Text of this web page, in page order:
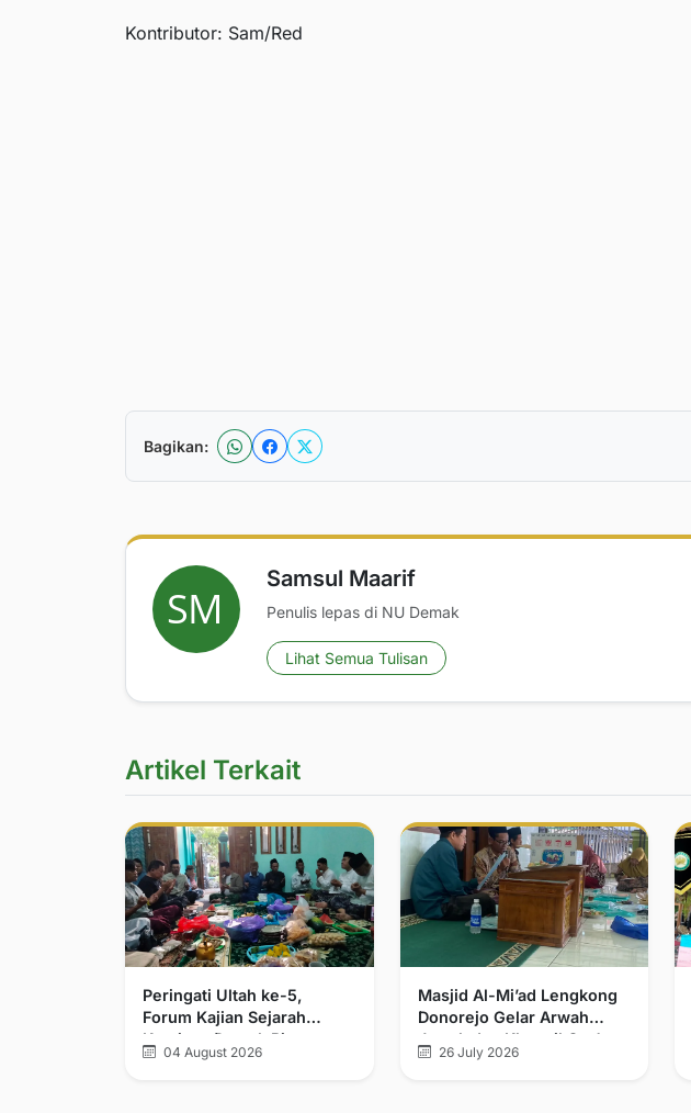
Kontributor: Sam/Red
Bagikan:
Samsul Maarif
Penulis lepas di NU Demak
Lihat Semua Tulisan
Artikel Terkait
Peringati Ultah ke-5,
Forum Kajian Sejarah
Kerajaan Demak Bintoro
dan Walisongo Tegaskan
04 August 2026
Masjid Al-Mi’ad Lengkong
Donorejo Gelar Arwah
Jamak dan Khatmil Qur’an
26 July 2026